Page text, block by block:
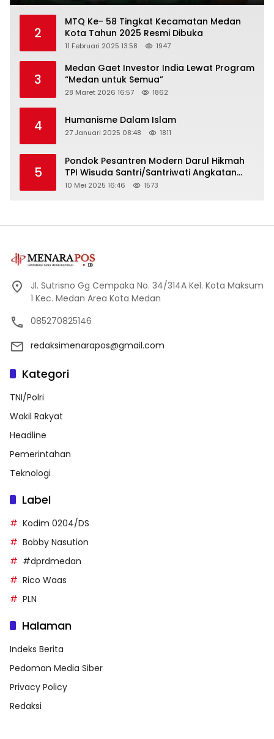
2
MTQ Ke- 58 Tingkat Kecamatan Medan
Kota Tahun 2025 Resmi Dibuka
11 Februari 2025 13:58 1947
3
Medan Gaet Investor India Lewat Program
“Medan untuk Semua”
28 Maret 2026 16:57 1862
4 Humanisme Dalam Islam
27 Januari 2025 08:48 1811
5
Pondok Pesantren Modern Darul Hikmah
TPI Wisuda Santri/Santriwati Angkatan
XXXIII
10 Mei 2025 16:46 1573
Jl. Sutrisno Gg Cempaka No. 34/314A Kel. Kota Maksum
1 Kec. Medan Area Kota Medan
085270825146
redaksimenarapos@gmail.com
Kategori
TNI/Polri
Wakil Rakyat
Headline
Pemerintahan
Teknologi
Label
Kodim 0204/DS
Bobby Nasution
#dprdmedan
Rico Waas
PLN
Halaman
Indeks Berita
Pedoman Media Siber
Privacy Policy
Redaksi